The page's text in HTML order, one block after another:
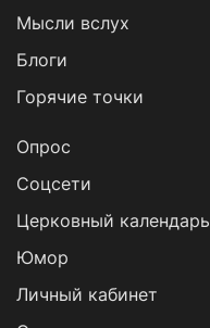
Мысли вслух
Блоги
Горячие точки
Опрос
Cоцсети
Церковный календарь
Юмор
Личный кабинет